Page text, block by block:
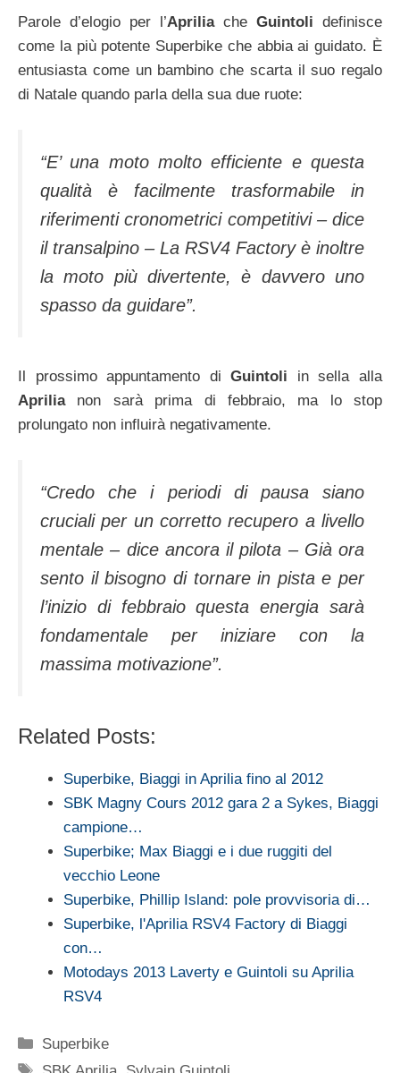
Parole d’elogio per l’Apriliache Guintoli definisce
come la più potente Superbike che abbia ai guidato. È
entusiasta come un bambino che scarta il suo regalo
di Natale quando parla della sua due ruote:
“E’ una moto molto efficiente e questa
qualità è facilmente trasformabile in
riferimenti cronometrici competitivi – dice
il transalpino – La RSV4 Factory è inoltre
la moto più divertente, è davvero uno
spasso da guidare”.
Il prossimo appuntamento diGuintoli in sella alla
Aprilianon sarà prima di febbraio, ma lo stop
prolungato non influirà negativamente.
“Credo che i periodi di pausa siano
cruciali per un corretto recupero a livello
mentale – dice ancora il pilota – Già ora
sento il bisogno di tornare in pista e per
l’inizio di febbraio questa energia sarà
fondamentale per iniziare con la
massima motivazione”.
Related Posts:
Superbike, Biaggi in Aprilia fino al 2012
SBK Magny Cours 2012 gara 2 a Sykes, Biaggi
campione…
Superbike; Max Biaggi e i due ruggiti del
vecchio Leone
Superbike, Phillip Island: pole provvisoria di…
Superbike, l'Aprilia RSV4 Factory di Biaggi
con…
Motodays 2013 Laverty e Guintoli su Aprilia
RSV4
Categorie
Superbike
Tag